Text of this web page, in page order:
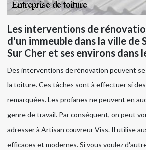
Les interventions de
d'un immeuble dans la ville de
Sur Cher et ses environs dans
Des interventions de rénovation peuvent se
la toiture. Ces tâches sont à effectuer si
remarquées. Les profanes ne peuvent en
genre de travail. Par conséquent, on peut
adresser à Artisan couvreur Viss. Il utilise
efficaces et modernes. Si vous voulez